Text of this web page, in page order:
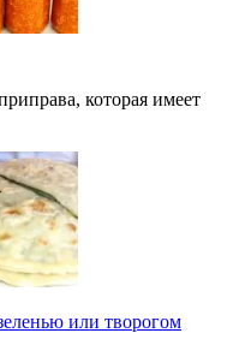
которая имеет
или творогом